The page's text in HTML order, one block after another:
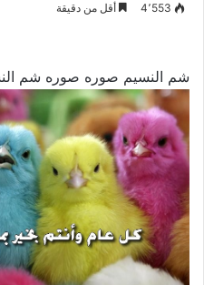
4٬553 أقل من دقيقة
شم النسيم صوره صوره شم